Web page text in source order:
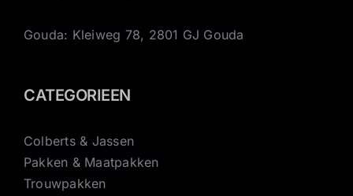
Gouda: Kleiweg 78, 2801 GJ Gouda
CATEGORIEEN
Colberts & Jassen
Pakken & Maatpakken
Trouwpakken